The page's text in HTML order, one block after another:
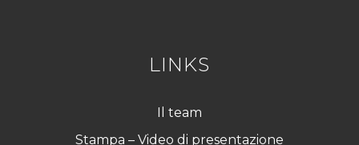
LINKS
Il team
Stampa – Video di presentazione